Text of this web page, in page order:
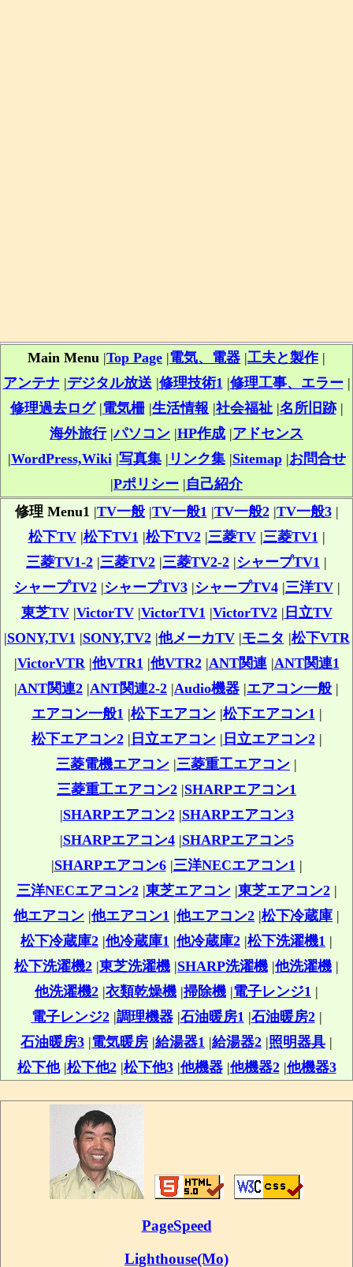
Main Menu |Top Page |電気、電器 |工夫と製作|
アンテナ|デジタル放送|修理技術1 |修理工事、エラー|
修理過去ログ|電気柵|生活情報 |社会福祉|名所旧跡|
海外旅行|パソコン |HP作成 |アドセンス
|WordPress,Wiki|写真集| リンク集|Sitemap|お問合せ
|Pポリシー |自己紹介
修理 Menu1 |TV一般|TV一般1 |TV一般2|TV一般3|
松下TV|松下TV1 |松下TV2|三菱TV|三菱TV1 |
三菱TV1-2 |三菱TV2 |三菱TV2-2 |シャープTV1 |
シャープTV2|シャープTV3|シャープTV4|三洋TV|
東芝TV|VictorTV|VictorTV1 |VictorTV2| 日立TV
|SONY,TV1 |SONY,TV2|他メーカTV|モニタ |松下VTR
|VictorVTR|他VTR1 |他VTR2|ANT関連|ANT関連1
|ANT関連2 |ANT関連2-2 |Audio機器 |エアコン一般 |
エアコン一般1 |松下エアコン|松下エアコン1 |
松下エアコン2| 日立エアコン| 日立エアコン2|
三菱電機エアコン |三菱重工エアコン |
三菱重工エアコン2 |SHARPエアコン1
|SHARPエアコン2|SHARPエアコン3
|SHARPエアコン4|SHARPエアコン5
|SHARPエアコン6|三洋NECエアコン1 |
三洋NECエアコン2|東芝エアコン|東芝エアコン2|
他エアコン |他エアコン1 |他エアコン2 |松下冷蔵庫 |
松下冷蔵庫2 |他冷蔵庫1 |他冷蔵庫2 |松下洗濯機1 |
松下洗濯機2 |東芝洗濯機 |SHARP洗濯機 |他洗濯機 |
他洗濯機2 |衣類乾燥機 |掃除機 |電子レンジ1 |
電子レンジ2|調理機器|石油暖房1 |石油暖房2|
石油暖房3 |電気暖房 |給湯器1 |給湯器2 |照明器具 |
松下他|松下他2|松下他3|他機器|他機器2|他機器3
PageSpeed
Lighthouse(Mo)